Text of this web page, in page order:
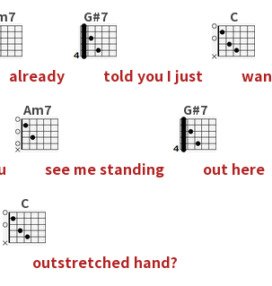
already
G#7
told you I just
C
wan
Am7
see mestanding
G#7
out here
C
outstretched hand?